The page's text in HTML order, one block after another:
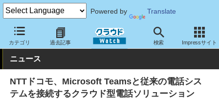
Powered by Translate
カテゴリ 過去記事 検索 Impressサイト
クラウド Watch サービス・ソフト サービス コミュニケーショ
ニュース
NTTドコモ、Microsoft Teamsと従来の電話シス
テムを接続するクラウド型電話ソリューション